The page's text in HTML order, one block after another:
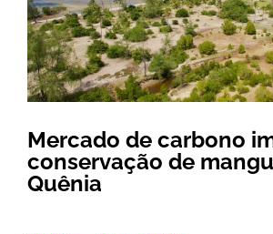
Mercado de carbono
conservação de
Quênia